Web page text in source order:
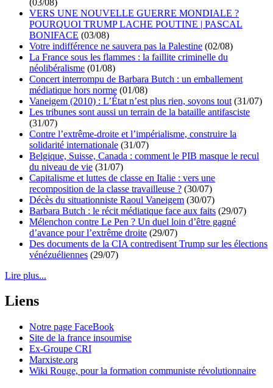
VERS UNE NOUVELLE GUERRE MONDIALE ?
POURQUOI TRUMP LACHE POUTINE | PASCAL
BONIFACE (03/08)
Votre indifférence ne sauvera pas la Palestine (02/08)
La France sous les flammes : la faillite criminelle du
néolibéralisme (01/08)
Concert interrompu de Barbara Butch : un emballement
médiatique hors norme (01/08)
Vaneigem (2010) : L’État n’est plus rien, soyons tout (31/07)
Les tribunes sont aussi un terrain de la bataille antifasciste
(31/07)
Contre l’extrême-droite et l’impérialisme, construire la
solidarité internationale (31/07)
Belgique, Suisse, Canada : comment le PIB masque le recul
du niveau de vie (31/07)
Capitalisme et luttes de classe en Italie : vers une
recomposition de la classe travailleuse ? (30/07)
Décès du situationniste Raoul Vaneigem (30/07)
Barbara Butch : le récit médiatique face aux faits (29/07)
Mélenchon contre Le Pen ? Un duel loin d’être gagné
d’avance pour l’extrême droite (29/07)
Des documents de la CIA contredisent Trump sur les élections
vénézuéliennes (29/07)
Lire plus...
Liens
Notre page FaceBook
Site de la france insoumise
Ex-Groupe CRI
Marxiste.org
Wiki Rouge, pour la formation communiste révolutionnaire